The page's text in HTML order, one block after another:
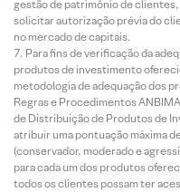
gestão de patrimônio de
solicitar autorização prévia do
no mercado de capitais.
Para fins de verificação da
produtos de investimento
metodologia de adequação dos
Regras e Procedimentos
de Distribuição de Produtos de
atribuir uma pontuação máxima
(conservador, moderado e
para cada um dos produtos
todos os clientes possam ter